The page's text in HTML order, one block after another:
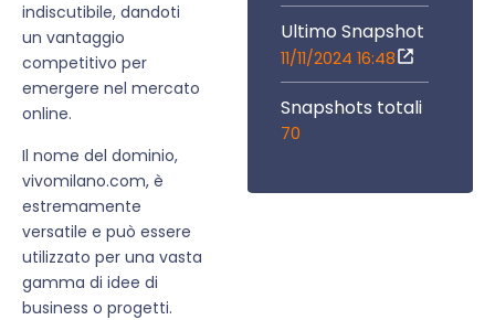
indiscutibile, dandoti
un vantaggio
competitivo per
emergere nel mercato
online.
Il nome del dominio,
vivomilano.com, è
estremamente
versatile e può essere
utilizzato per una vasta
gamma di idee di
business o progetti.
Ultimo Snapshot
11/11/2024 16:48
Snapshots totali
70